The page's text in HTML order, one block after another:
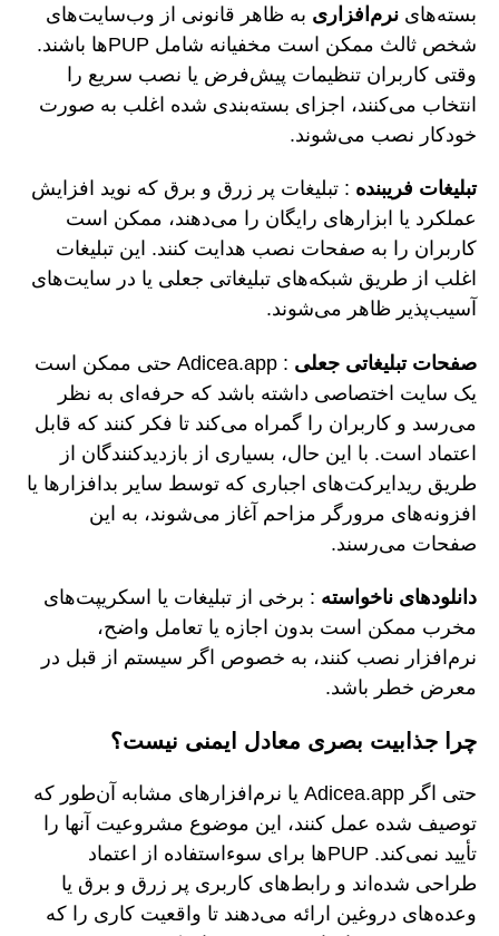
بسته‌های نرم‌افزاری به ظاهر قانونی از وب‌سایت‌های
شخص ثالث ممکن است مخفیانه شامل PUPها باشند.
وقتی کاربران تنظیمات پیش‌فرض یا نصب سریع را
انتخاب می‌کنند، اجزای بسته‌بندی شده اغلب به صورت
خودکار نصب می‌شوند.
تبلیغات فریبنده : تبلیغات پر زرق و برق که نوید افزایش
عملکرد یا ابزارهای رایگان را می‌دهند، ممکن است
کاربران را به صفحات نصب هدایت کنند. این تبلیغات
اغلب از طریق شبکه‌های تبلیغاتی جعلی یا در سایت‌های
آسیب‌پذیر ظاهر می‌شوند.
صفحات تبلیغاتی جعلی
: Adicea.app حتی ممکن است
یک سایت اختصاصی داشته باشد که حرفه‌ای به نظر
می‌رسد و کاربران را گمراه می‌کند تا فکر کنند که قابل
اعتماد است. با این حال، بسیاری از بازدیدکنندگان از
طریق ریدایرکت‌های اجباری که توسط سایر بدافزارها یا
افزونه‌های مرورگر مزاحم آغاز می‌شوند، به این
صفحات می‌رسند.
دانلودهای ناخواسته : برخی از تبلیغات یا اسکریپت‌های
مخرب ممکن است بدون اجازه یا تعامل واضح،
نرم‌افزار نصب کنند، به خصوص اگر سیستم از قبل در
معرض خطر باشد.
چرا جذابیت بصری معادل ایمنی نیست؟
حتی اگر Adicea.app یا نرم‌افزارهای مشابه آن‌طور که
توصیف شده عمل کنند، این موضوع مشروعیت آنها را
تأیید نمی‌کند. PUPها برای سوءاستفاده از اعتماد
طراحی شده‌اند و رابط‌های کاربری پر زرق و برق یا
وعده‌های دروغین ارائه می‌دهند تا واقعیت کاری را که